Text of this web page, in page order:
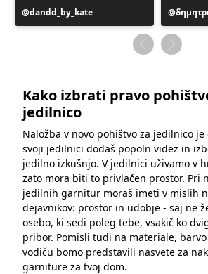
Objavo
je
dandd_by_kate
Objavo
je
objavil
Kako izbrati pravo
jedilnico
Naložba v novo pohištvo za jedilnico
svoji jedilnici dodaš popoln videz in
jedilno izkušnjo. V jedilnici uživamo v
zato mora biti to privlačen prostor. Pri
jedilnih garnitur moraš imeti v mislih
dejavnikov: prostor in udobje - saj ne
osebo, ki sedi poleg tebe, vsakič ko
pribor. Pomisli tudi na materiale,
vodiču bomo predstavili nasvete za
garniture za tvoj dom.